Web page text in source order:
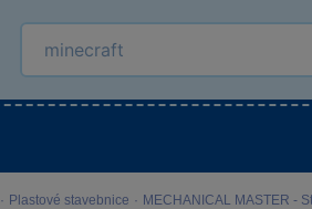
· Plastové stavebnice · MECHANICAL MASTER -